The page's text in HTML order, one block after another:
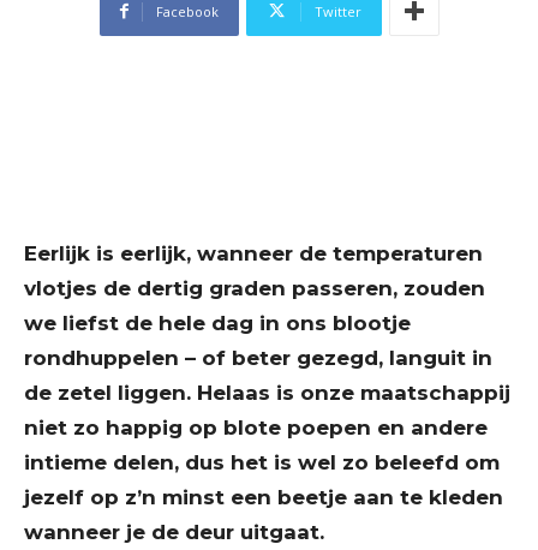
Facebook Twitter
Eerlijk is eerlijk, wanneer de temperaturen
vlotjes de dertig graden passeren, zouden
we liefst de hele dag in ons blootje
rondhuppelen – of beter gezegd, languit in
de zetel liggen. Helaas is onze maatschappij
niet zo happig op blote poepen en andere
intieme delen, dus het is wel zo beleefd om
jezelf op z’n minst een beetje aan te kleden
wanneer je de deur uitgaat.